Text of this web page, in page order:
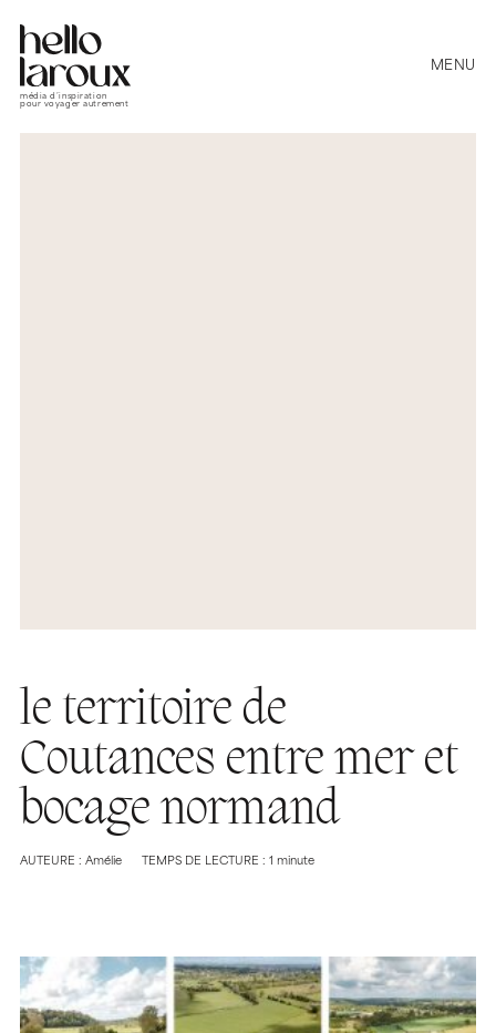
média d’inspiration
pour voyager autrement
MENU
le territoire de
Coutances entre mer et
bocage normand
AUTEURE : Amélie TEMPS DE LECTURE : 1 minute